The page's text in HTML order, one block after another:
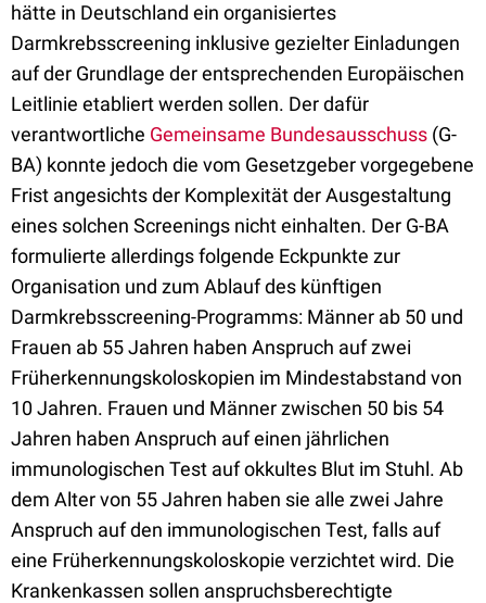
hätte in Deutschland ein organisiertes
Darmkrebsscreening inklusive gezielter Einladungen
auf der Grundlage der entsprechenden Europäischen
Leitlinie etabliert werden sollen. Der dafür
verantwortliche Gemeinsame Bundesausschuss (G-
BA) konnte jedoch die vom Gesetzgeber vorgegebene
Frist angesichts der Komplexität der Ausgestaltung
eines solchen Screenings nicht einhalten. Der G-BA
formulierte allerdings folgende Eckpunkte zur
Organisation und zum Ablauf des künftigen
Darmkrebsscreening-Programms: Männer ab 50 und
Frauen ab 55 Jahren haben Anspruch auf zwei
Früherkennungskoloskopien im Mindestabstand von
10 Jahren. Frauen und Männer zwischen 50 bis 54
Jahren haben Anspruch auf einen jährlichen
immunologischen Test auf okkultes Blut im Stuhl. Ab
dem Alter von 55 Jahren haben sie alle zwei Jahre
Anspruch auf den immunologischen Test, falls auf
eine Früherkennungskoloskopie verzichtet wird. Die
Krankenkassen sollen anspruchsberechtigte